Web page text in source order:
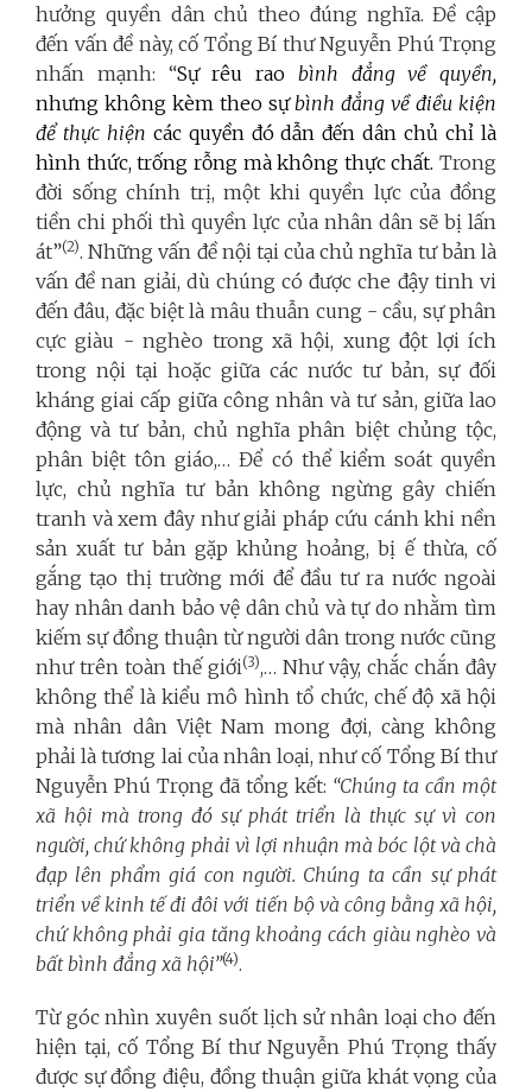
hưởng quyền dân chủ theo đúng nghĩa. Đề cập
đến vấn đề này, cố Tổng Bí thư Nguyễn Phú Trọng
nhấn mạnh: “Sự rêu rao bình đẳng về quyền,
nhưng không kèm theo sựbình đẳng về điều kiện
để thực hiện các quyền đó dẫn đến dân chủ chỉ là
hình thức, trống rỗng mà không thực chất. Trong
đời sống chính trị, một khi quyền lực của đồng
tiền chi phối thì quyền lực của nhân dân sẽ bị lấn
át”(2). Những vấn đề nội tại của chủ nghĩa tư bản là
vấn đề nan giải, dù chúng có được che đậy tinh vi
đến đâu, đặc biệt là mâu thuẫn cung - cầu, sự phân
cực giàu - nghèo trong xã hội, xung đột lợi ích
trong nội tại hoặc giữa các nước tư bản, sự đối
kháng giai cấp giữa công nhân và tư sản, giữa lao
động và tư bản, chủ nghĩa phân biệt chủng tộc,
phân biệt tôn giáo,… Để có thể kiểm soát quyền
lực, chủ nghĩa tư bản không ngừng gây chiến
tranh và xem đây như giải pháp cứu cánh khi nền
sản xuất tư bản gặp khủng hoảng, bị ế thừa, cố
gắng tạo thị trường mới để đầu tư ra nước ngoài
hay nhân danh bảo vệ dân chủ và tự do nhằm tìm
kiếm sự đồng thuận từ người dân trong nước cũng
như trên toàn thế giới(3),… Như vậy, chắc chắn đây
không thể là kiểu mô hình tổ chức, chế độ xã hội
mà nhân dân Việt Nam mong đợi, càng không
phải là tương lai của nhân loại, như cố Tổng Bí thư
Nguyễn Phú Trọng đã tổng kết: “Chúng ta cần một
xã hội mà trong đó sự phát triển là thực sự vì con
người, chứ không phải vì lợi nhuận mà bóc lột và chà
đạp lên phẩm giá con người. Chúng ta cần sự phát
triển về kinh tế đi đôi với tiến bộ và công bằng xã hội,
chứ không phải gia tăng khoảng cách giàu nghèo và
bất bình đẳng xã hội”(4).
Từ góc nhìn xuyên suốt lịch sử nhân loại cho đến
hiện tại, cố Tổng Bí thư Nguyễn Phú Trọng thấy
được sự đồng điệu, đồng thuận giữa khát vọng của